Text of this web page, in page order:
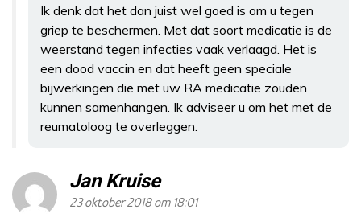
Ik denk dat het dan juist wel goed is om u tegen
griep te beschermen. Met dat soort medicatie is de
weerstand tegen infecties vaak verlaagd. Het is
een dood vaccin en dat heeft geen speciale
bijwerkingen die met uw RA medicatie zouden
kunnen samenhangen. Ik adviseer u om het met de
reumatoloog te overleggen.
Jan Kruise
23 oktober 2018 om 18:01